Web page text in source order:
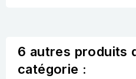
6 autres produits
catégorie :